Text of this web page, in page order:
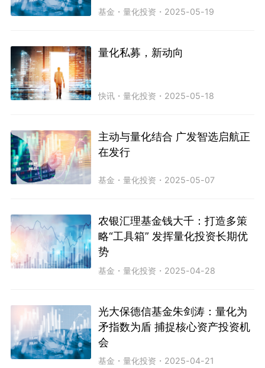
基金 ・量化投资 ・ 2025-05-19
量化私募，新动向
快讯 ・量化投资 ・ 2025-05-18
主动与量化结合 广发智选启航正
在发行
基金 ・量化投资 ・ 2025-05-07
农银汇理基金钱大千：打造多策
略“工具箱” 发挥量化投资长期优
势
基金 ・量化投资 ・ 2025-04-28
光大保德信基金朱剑涛：量化为
矛指数为盾 捕捉核心资产投资机
会
基金 ・量化投资 ・ 2025-04-21